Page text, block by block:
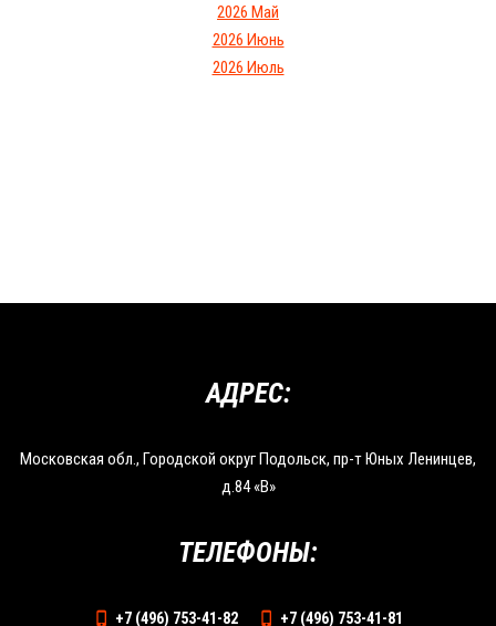
2026 Май
2026 Июнь
2026 Июль
АДРЕС:
Московская обл., Городской округ Подольск, пр-т Юных Ленинцев,
д.84 «В»
ТЕЛЕФОНЫ:
+7 (496) 753-41-82 +7 (496) 753-41-81